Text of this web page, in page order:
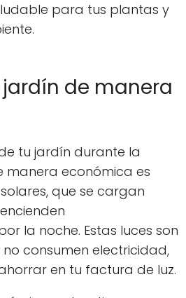
para tus plantas y
de manera
tu jardín durante la
manera económica es
que se cargan
la noche. Estas luces son
consumen electricidad,
en tu factura de luz.